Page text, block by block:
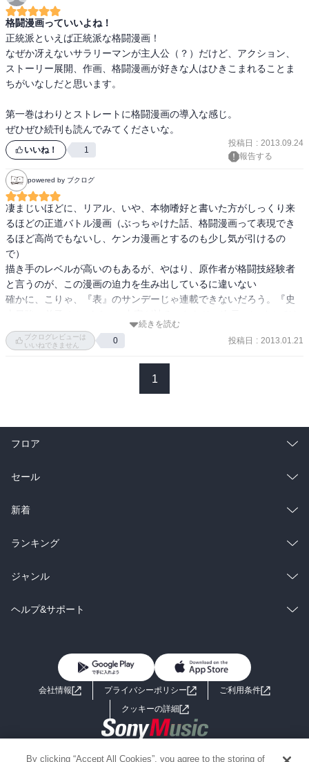
格闘漫画っていいよね！
正統派といえば正統派な格闘漫画！
なぜか冴えないサラリーマンが主人公（？）だけど、アクション、
ストーリー展開、作画、格闘漫画が好きな人はひきこまれることま
ちがいなしだと思います。
第一巻はわりとストレートに格闘漫画の導入な感じ。
ぜひぜひ続刊も読んでみてくださいな。
いいね！ 1
投稿日 : 2013.09.24
報告する
powered by ブクログ
凄まじいほどに、リアル、いや、本物嗜好と書いた方がしっくり来
るほどの正道バトル漫画（ぶっちゃけた話、格闘漫画って表現でき
るほど高尚でもないし、ケンカ漫画とするのも少し気が引けるの
で）
描き手のレベルが高いのもあるが、やはり、原作者が格闘技経験者
と言うのが、この漫画の迫力を生み出しているに違いない
確かに、こりゃ、『表』のサンデーじゃ連載できないだろう。『史
ない
人のみが振るう暴力、飽くなき破壊衝動が剥き出しすぎて、少年の
しかし、ここまで破壊的な漫画を見事に一冊に纏め、世に出してく
続きを読む
ブクログレビューは
いいねできません
0 投稿日 : 2013.01.21
1
フロア
総合
ラノベ
雑誌・グラビア
BL・TL
セール
総合
ラノベ
雑誌・グラビア
BL・TL
新着
総合
ラノベ
雑誌・グラビア
ランキング
総合
ラノベ
ジャンル
コミック
ライトノベル 男子向けラノベ
小説
海外小説
ヘルプ&サポート
よくあるご質問 お問い合わせ
会社情報 プライバシーポリシー
ご利用条件
クッキーの詳細
Copyright 2017 - 2026 Sony Music Entertainment(Japan) Inc.
By clicking “Accept All Cookies”, you agree to the storing of